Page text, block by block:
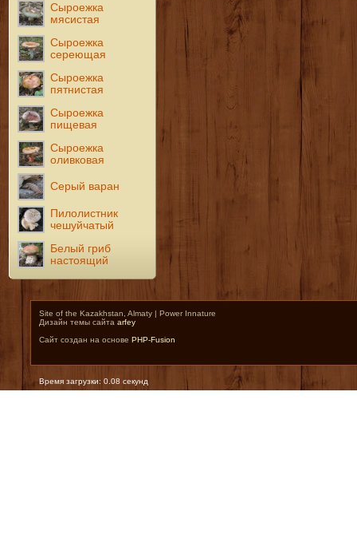
Сыроежка
мясистая
Сыроежка
сереющая
Сыроежка
пятнистая
Сыроежка
пищевая
Сыроежка
оливковая
Серый варан
Пилолистник
чешуйчатый
Белый гриб
настоящий
Site of the Kazakhstan, Almaty | Power Innature
Дизайн темы сайта arfey
Сайт создан на основе PHP-Fusion
Время загрузки: 0.08 секунд